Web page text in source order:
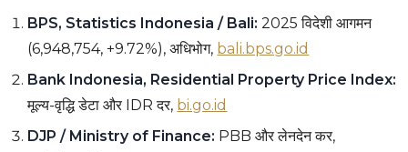
BPS, Statistics Indonesia / Bali: 2025 विदेशी आगमन
(6,948,754, +9.72%), अधिभोग, bali.bps.go.id
Bank Indonesia, Residential Property Price Index:
मूल्य-वृद्धि डेटा और IDR दर, bi.go.id
DJP / Ministry of Finance: PBB और लेनदेन कर,